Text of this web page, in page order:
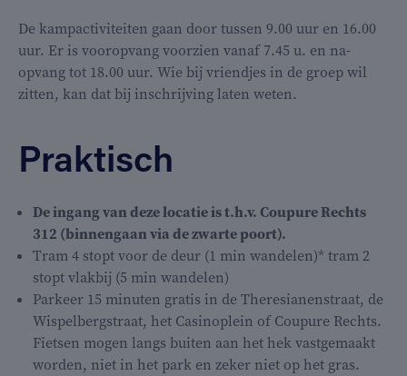
De kampactiviteiten gaan door tussen 9.00 uur en 16.00
uur. Er is vooropvang voorzien vanaf 7.45 u. en na-
opvang tot 18.00 uur. Wie bij vriendjes in de groep wil
zitten, kan dat bij inschrijving laten weten.
Praktisch
De ingang van deze locatie is t.h.v. Coupure Rechts
312 (binnengaan via de zwarte poort).
Tram 4 stopt voor de deur (1 min wandelen)* tram 2
stopt vlakbij (5 min wandelen)
Parkeer 15 minuten gratis in de Theresianenstraat, de
Wispelbergstraat, het Casinoplein of Coupure Rechts.
Fietsen mogen langs buiten aan het hek vastgemaakt
worden, niet in het park en zeker niet op het gras.